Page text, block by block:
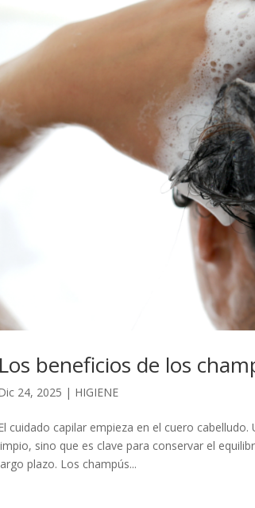
Los beneficios de los
24, 2025 | HIGIENE
cuidado capilar empieza en el cuero
sino que es clave para conservar el
plazo. Los champús...